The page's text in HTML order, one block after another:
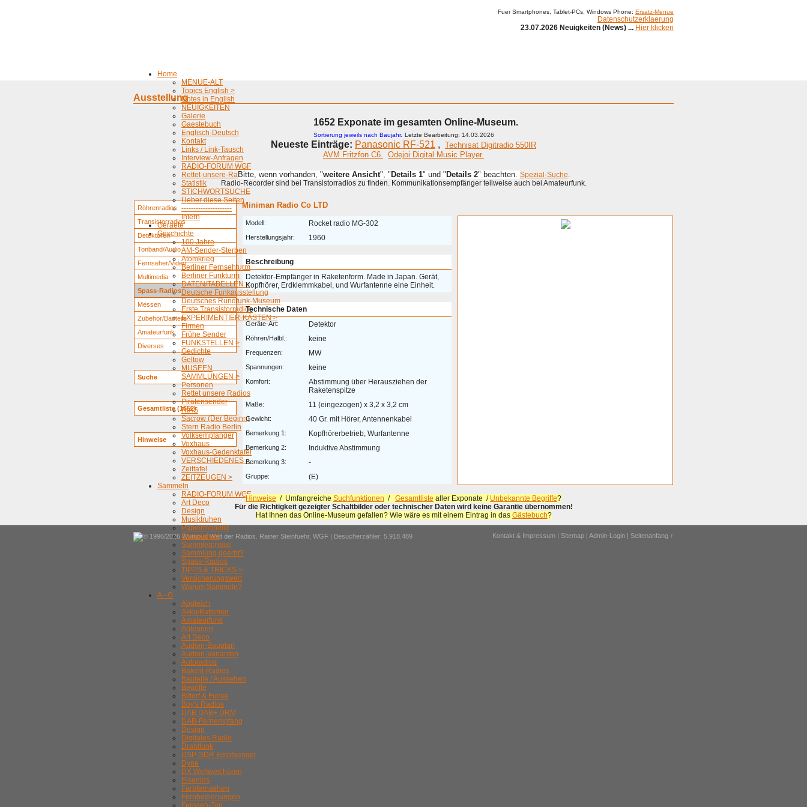
Fuer Smartphones, Tablet-PCs, Windows Phone: Ersatz-Menue
Datenschutzerklaerung
23.07.2026 Neuigkeiten (News) ... Hier klicken
Home
MENUE-ALT
Topics English >
Notes in English
NEUIGKEITEN
Galerie
Gaestebuch
Englisch-Deutsch
Kontakt
Links / Link-Tausch
Interview-Anfragen
RADIO-FORUM WGF
Rettet-unsere-Radios
Statistik
STICHWORTSUCHE
Ueber diese Seiten
---------------------
Intern
Geraete
Geschichte
100 Jahre
AM-Sender-Sterben
Atomkrieg
Berliner Fernsehturm
Berliner Funkturm
DATEN/TABELLEN >
Deutsche Funkausstellung
Deutsches Rundfunk-Museum
Erste Transistorradios
EXPERIMENTIER-KÄSTEN >
Firmen
Frühe Sender
FUNKSTELLEN >
Gedichte
Geltow
MUSEEN
SAMMLUNGEN >
Personen
Rettet unsere Radios
Piratensender
RIAS
Sacrow (Der Beginn)
Stern Radio Berlin
Volksempfänger
Voxhaus
Voxhaus-Gedenktafel
VERSCHIEDENES >
Zeittafel
ZEITZEUGEN >
Sammeln
RADIO-FORUM WGF
Art Deco
Design
Musiktruhen
Papiermodelle
Sammelwut
Sammlerpreise
Sammlung geerbt?
Spass-Radios
TIPPS & TRICKS >
Versicherungswert
Warum Sammeln?
A - G
Abgleich
Akku/Batterien
Amateurfunk
Antennen
Art Deco
Audion-Bauplan
Audion-Varianten
Autoradios
Bakelit-Radios
Bauteile / Aussehen
Begriffe
Bittorf & Funke
Boy's Radios
DAB DAB+ DRM
DAB-Fernempfang
Design
Digitales Radio
Drahtfunk
DSP-SDR Empfaenger
Dyne
DX Weltweit hören
Eisenlos
Farbfernsehen
Fernbedienungen
Fernseh-Ton
Ausstellung
1652 Exponate im gesamten Online-Museum.
Sortierung jeweils nach Baujahr. Letzte Bearbeitung: 14.03.2026
Neueste Einträge: Panasonic RF-521 , Technisat Digitradio 550IR
AVM Fritzfon C6. Odejoi Digital Music Player.
Bitte, wenn vorhanden, "weitere Ansicht", " Details 1" und " Details 2" beachten. Spezial-Suche.
Radio-Recorder sind bei Transistorradios zu finden. Kommunikationsempfänger teilweise auch bei Amateurfunk.
Röhrenradios
Transistorradios
Detektoren
Tonband/Audio
Fernseher/Video
Multimedia
Spass-Radios
Messen
Zubehör/Bauteile
Amateurfunk
Diverses
Suche
Gesamtliste (1652)
Hinweise
Miniman Radio Co LTD
Modell: Rocket radio MG-302
Herstellungsjahr: 1960
Beschreibung
Detektor-Empfänger in Raketenform. Made in Japan. Gerät,
Kopfhörer, Erdklemmkabel, und Wurfantenne eine Einheit.
Technische Daten
Geräte-Art: Detektor
Röhren/Halbl.: keine
Frequenzen: MW
Spannungen: keine
Komfort:
Abstimmung über Herausziehen der
Raketenspitze
Maße: 11 (eingezogen) x 3,2 x 3,2 cm
Gewicht: 40 Gr. mit Hörer, Antennenkabel
Bemerkung 1: Kopfhörerbetrieb, Wurfantenne
Bemerkung 2: Induktive Abstimmung
Bemerkung 3: -
Gruppe: (E)
Hinweise / Umfangreiche Suchfunktionen / Gesamtliste aller Exponate / Unbekannte Begriffe?
Für die Richtigkeit gezeigter Schaltbilder oder technischer Daten wird keine Garantie übernommen!
Hat Ihnen das Online-Museum gefallen? Wie wäre es mit einem Eintrag in das Gästebuch?
© 1996/2026 Wumpus Welt der Radios. Rainer Steinfuehr, WGF | Besucherzähler: 5.918.489 Kontakt & Impressum | Sitemap | Admin-Login | Seitenanfang ↑